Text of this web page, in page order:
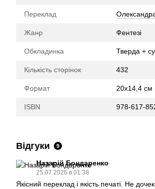
Переклад
Жанр Фентезі
Обкладинка Тверда +
Кількість сторінок 432
Формат 20х14,4 см
ISBN 978-617-
Відгуки 9
Назарій Бондаренко
25.07.2026 в 01:38
Якісний переклад і якість печаті. Не